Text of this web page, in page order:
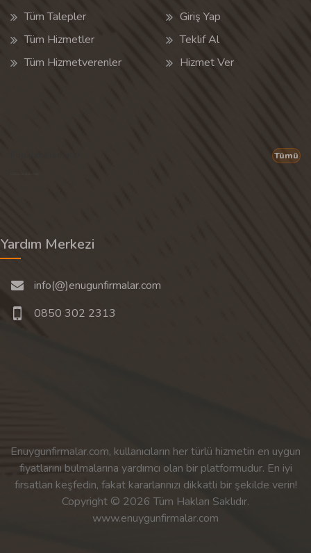
Tüm Talepler
Tüm Hizmetler
Tüm Hizmetverenler
Giriş Yap
Teklif Al
Hizmet Ver
Tümü
Yardım Merkezi
info(@)enugunfirmalar.com
0850 302 2313
Enuygunfirmalar.com, kullanıcıların her türlü hizmetin en uygun
fiyatlarını bulmalarına yardımcı olan bir platformudur. En iyi
fırsatları keşfedin, fakat kararlarınızı dikkatli bir şekilde verin!
Copyright © 2026 Tüm Hakları Saklıdır.
www.enuygunfirmalar.com